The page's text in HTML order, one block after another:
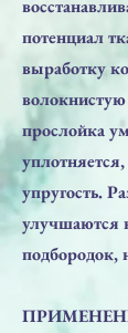
потенциал
выработку
прослойка
упругость.
улучшаются
подбородок,